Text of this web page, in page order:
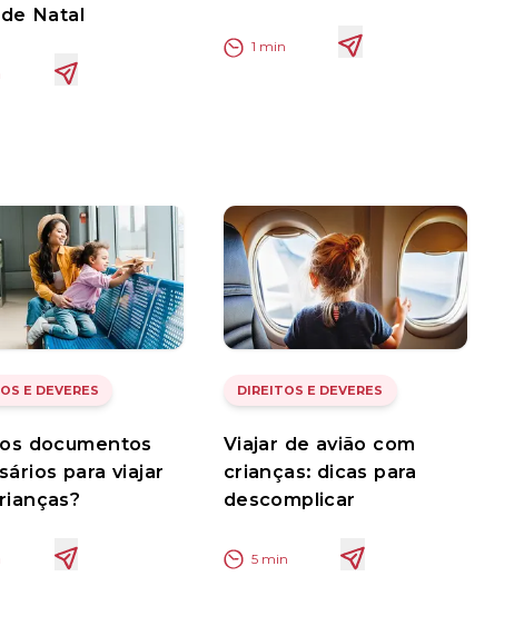
Natal
1 min
E DEVERES
documentos
para viajar
DIREITOS E DEVERES
Viajar de avião com
crianças: dicas para
descomplicar
5 min